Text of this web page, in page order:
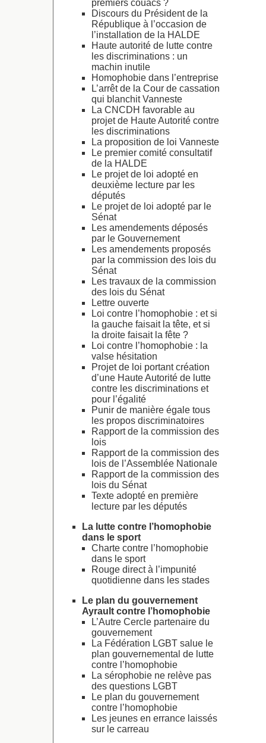
premiers couacs ?
Discours du Président de la
République à l’occasion de
l’installation de la HALDE
Haute autorité de lutte contre
les discriminations : un
machin inutile
Homophobie dans l’entreprise
L’arrêt de la Cour de cassation
qui blanchit Vanneste
La CNCDH favorable au
projet de Haute Autorité contre
les discriminations
La proposition de loi Vanneste
Le premier comité consultatif
de la HALDE
Le projet de loi adopté en
deuxième lecture par les
députés
Le projet de loi adopté par le
Sénat
Les amendements déposés
par le Gouvernement
Les amendements proposés
par la commission des lois du
Sénat
Les travaux de la commission
des lois du Sénat
Lettre ouverte
Loi contre l’homophobie : et si
la gauche faisait la tête, et si
la droite faisait la fête ?
Loi contre l’homophobie : la
valse hésitation
Projet de loi portant création
d’une Haute Autorité de lutte
contre les discriminations et
pour l’égalité
Punir de manière égale tous
les propos discriminatoires
Rapport de la commission des
lois
Rapport de la commission des
lois de l’Assemblée Nationale
Rapport de la commission des
lois du Sénat
Texte adopté en première
lecture par les députés
La lutte contre l’homophobie
dans le sport
Charte contre l’homophobie
dans le sport
Rouge direct à l’impunité
quotidienne dans les stades
Le plan du gouvernement
Ayrault contre l’homophobie
L’Autre Cercle partenaire du
gouvernement
La Fédération LGBT salue le
plan gouvernemental de lutte
contre l’homophobie
La sérophobie ne relève pas
des questions LGBT
Le plan du gouvernement
contre l’homophobie
Les jeunes en errance laissés
sur le carreau